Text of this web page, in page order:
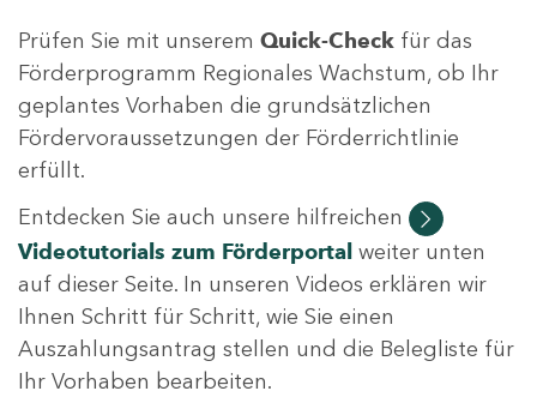
Prüfen Sie mit unserem Quick-Check für das
Förderprogramm Regionales Wachstum, ob Ihr
geplantes Vorhaben die grundsätzlichen
Fördervoraussetzungen der Förderrichtlinie
erfüllt.
Entdecken Sie auch unsere hilfreichen
Videotutorials zum Förderportal weiter unten
auf dieser Seite. In unseren Videos erklären wir
Ihnen Schritt für Schritt, wie Sie einen
Auszahlungsantrag stellen und die Belegliste für
Ihr Vorhaben bearbeiten.